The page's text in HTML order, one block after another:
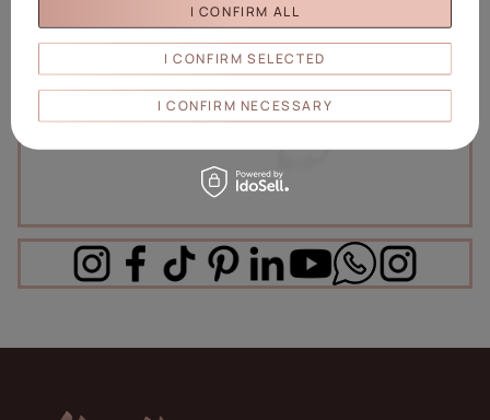
I CONFIRM SELECTED
I CONFIRM NECESSARY
I CONFIRM ALL